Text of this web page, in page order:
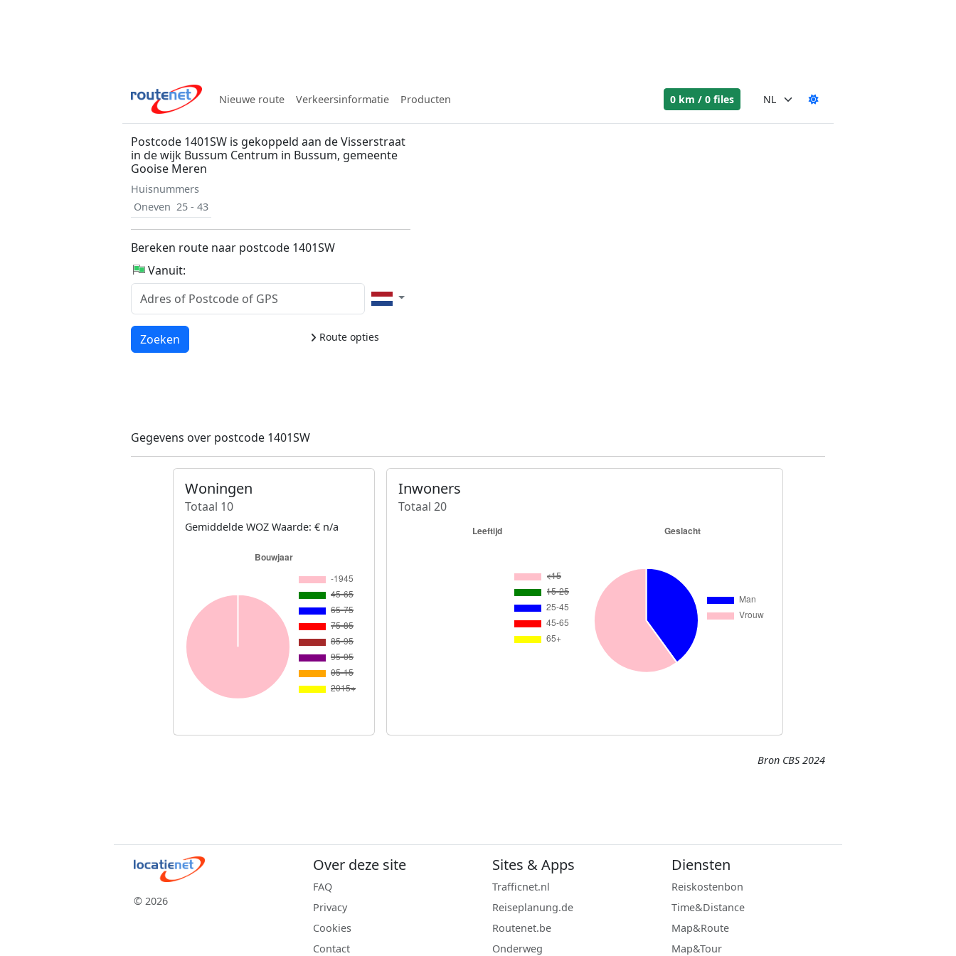
Nieuwe route Verkeersinformatie Producten 0 km / 0 files
Postcode 1401SW is gekoppeld aan de Visserstraat
in de wijk Bussum Centrum in Bussum, gemeente
Gooise Meren
Huisnummers
Oneven 25 - 43
Bereken route naar postcode 1401SW
Vanuit:
Route opties
Laden...
Zoeken
Gegevens over postcode 1401SW
Woningen
Totaal 10
Gemiddelde WOZ Waarde: € n/a
Inwoners
Totaal 20
Bron CBS 2024
© 2026
Over deze site
FAQ
Privacy
Cookies
Contact
Sites & Apps
Trafficnet.nl
Reiseplanung.de
Routenet.be
Onderweg
Diensten
Reiskostenbon
Time&Distance
Map&Route
Map&Tour